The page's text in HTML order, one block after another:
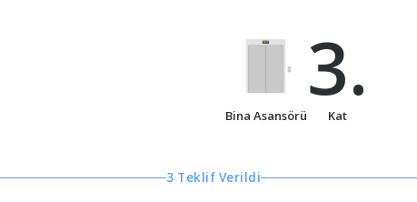
Bina Asansörü
3.
Kat
3 Teklif Verildi